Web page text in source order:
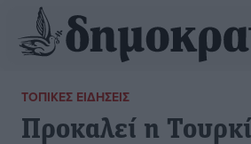
ΤΟΠΙΚΈΣ ΕΙΔΉΣΕΙΣ
Προκαλεί η